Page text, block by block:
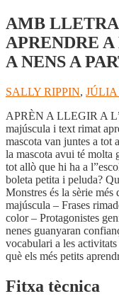
AMB
APRENDRE
A NENS A
SALLY RIPPIN, JÚLIA
APRÈN A LLEGIR A
majúscula i text rimat
mascota van juntes a tot
la mascota avui té molta
tot allò que hi ha a
boleta petita i peluda?
Monstres és la sèrie
majúscula – Frases
color – Protagonistes
nenes guanyaran
vocabulari a les
què els més petits
Fitxa tècnica